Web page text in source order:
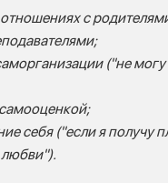
с
("не могу
себя ("если я получу